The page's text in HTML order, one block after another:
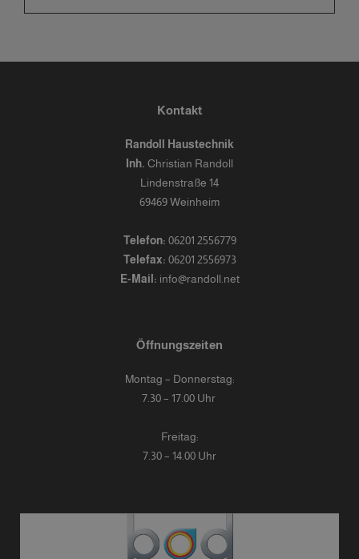
Kontakt
Randoll Haustechnik
Inh. Christian Randoll
Lindenstraße 14
69469 Weinheim
Telefon: 06201 2556779
Telefax: 06201 2556973
E-Mail: info@randoll.net
Öffnungszeiten
Montag – Donnerstag:
7.30 – 17.00 Uhr
Freitag:
7.30 – 14.00 Uhr